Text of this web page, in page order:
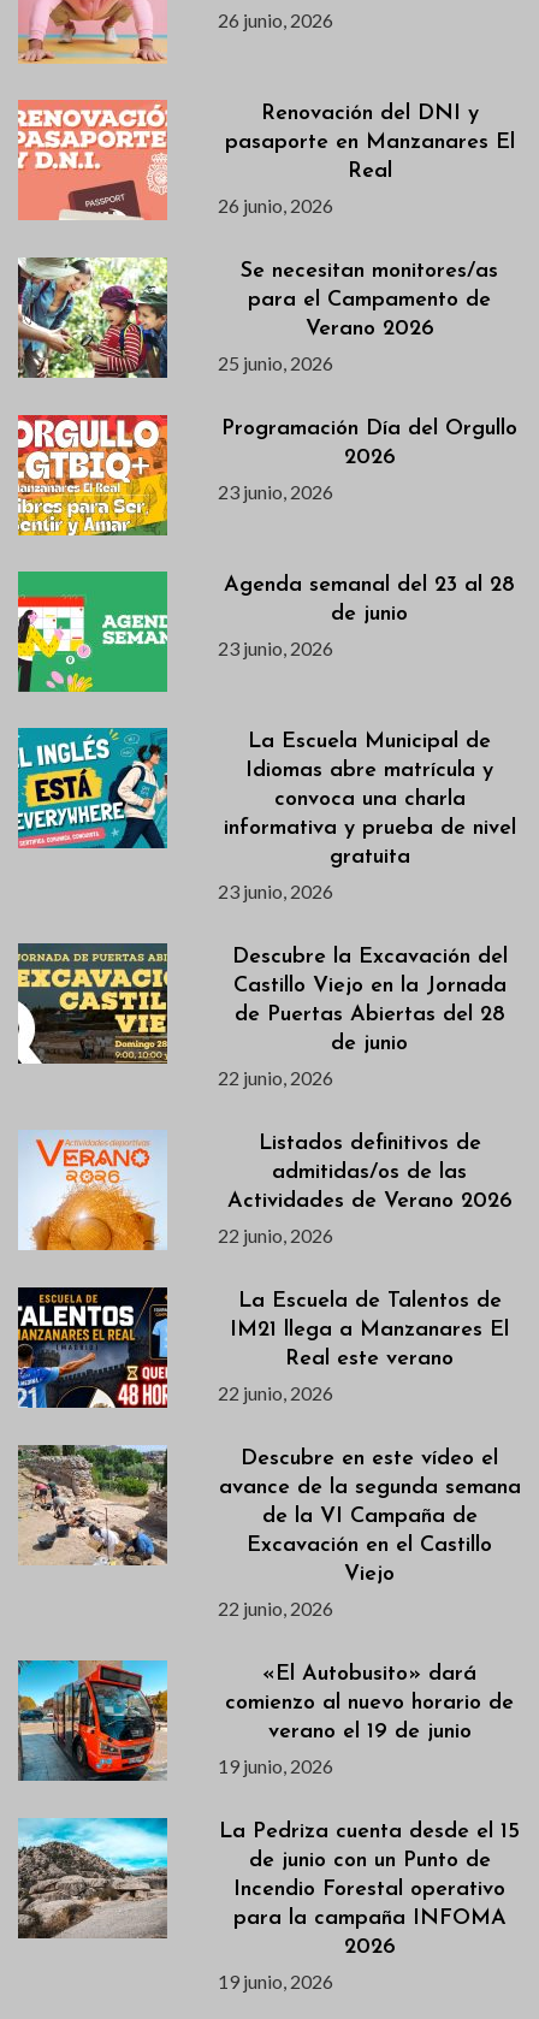
26 junio, 2026
Renovación del DNI y
pasaporte en Manzanares El
Real
26 junio, 2026
Se necesitan monitores/as
para el Campamento de
Verano 2026
25 junio, 2026
Programación Día del Orgullo
2026
23 junio, 2026
Agenda semanal del 23 al 28
de junio
23 junio, 2026
La Escuela Municipal de
Idiomas abre matrícula y
convoca una charla
informativa y prueba de nivel
gratuita
23 junio, 2026
Descubre la Excavación del
Castillo Viejo en la Jornada
de Puertas Abiertas del 28
de junio
22 junio, 2026
Listados definitivos de
admitidas/os de las
Actividades de Verano 2026
22 junio, 2026
La Escuela de Talentos de
IM21 llega a Manzanares El
Real este verano
22 junio, 2026
Descubre en este vídeo el
avance de la segunda semana
de la VI Campaña de
Excavación en el Castillo
Viejo
22 junio, 2026
«El Autobusito» dará
comienzo al nuevo horario de
verano el 19 de junio
19 junio, 2026
La Pedriza cuenta desde el 15
de junio con un Punto de
Incendio Forestal operativo
para la campaña INFOMA
2026
19 junio, 2026